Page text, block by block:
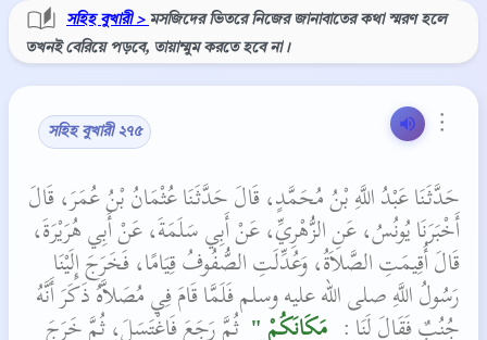
সহিহ বুখারী > মসজিদের ভিতরে নিজের জানাবাতের কথা স্মরণ হলে
তখনই বেরিয়ে পড়বে, তায়াম্মুম করতে হবে না।
⋮
সহিহ বুখারী ২৭৫
حَدَّثَنَا عَبْدُ اللَّهِ بْنُ مُحَمَّدٍ، قَالَ حَدَّثَنَا عُثْمَانُ بْنُ عُمَرَ، قَالَ
أَخْبَرَنَا يُونُسُ، عَنِ الزُّهْرِيِّ، عَنْ أَبِي سَلَمَةَ، عَنْ أَبِي هُرَيْرَةَ،
قَالَ أُقِيمَتِ الصَّلاَةُ، وَعُدِّلَتِ الصُّفُوفُ قِيَامًا، فَخَرَجَ إِلَيْنَا
رَسُولُ اللَّهِ صلى الله عليه وسلم فَلَمَّا قَامَ فِي مُصَلاَّهُ ذَكَرَ أَنَّهُ
جُنُبٌ فَقَالَ لَنَا ‏:‏ ‏
‏ مَكَانَكُمْ ‏" ‏‏‏ ثُمَّ رَجَعَ فَاغْتَسَلَ، ثُمَّ خَرَجَ